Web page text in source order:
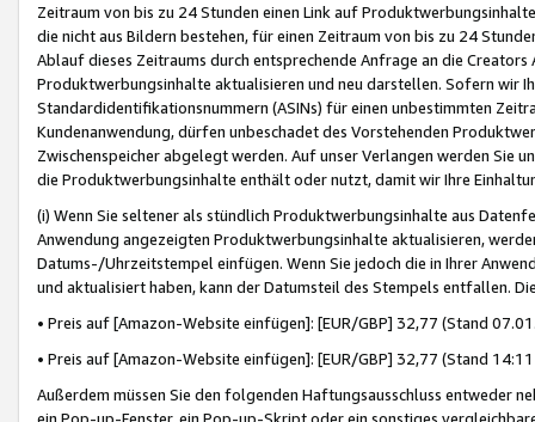
Zeitraum von bis zu 24 Stunden einen Link auf
die nicht aus Bildern bestehen, für einen Zeitraum von bis zu 24
Ablauf dieses Zeitraums durch entsprechende Anfrage an die
Produktwerbungsinhalte aktualisieren und neu darstellen. Sofern wir
Standardidentifikationsnummern (ASINs) für einen unbestimmten
Kundenanwendung, dürfen unbeschadet des Vorstehenden
Zwischenspeicher abgelegt werden. Auf unser Verlangen werden Sie
die Produktwerbungsinhalte enthält oder nutzt, damit wir Ihre
(i) Wenn Sie seltener als stündlich Produktwerbungsinhalte aus
Anwendung angezeigten Produktwerbungsinhalte aktualisieren,
Datums-/Uhrzeitstempel einfügen. Wenn Sie jedoch die in Ihrer
und aktualisiert haben, kann der Datumsteil des Stempels entfallen.
• Preis auf [Amazon-Website einfügen]: [EUR/GBP] 32,77 (Stand
• Preis auf [Amazon-Website einfügen]: [EUR/GBP] 32,77 (Stand
Außerdem müssen Sie den folgenden Haftungsausschluss entweder
ein Pop-up-Fenster, ein Pop-up-Skript oder ein sonstiges